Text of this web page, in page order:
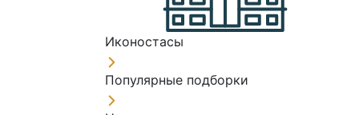
Иконостасы
Популярные подборки